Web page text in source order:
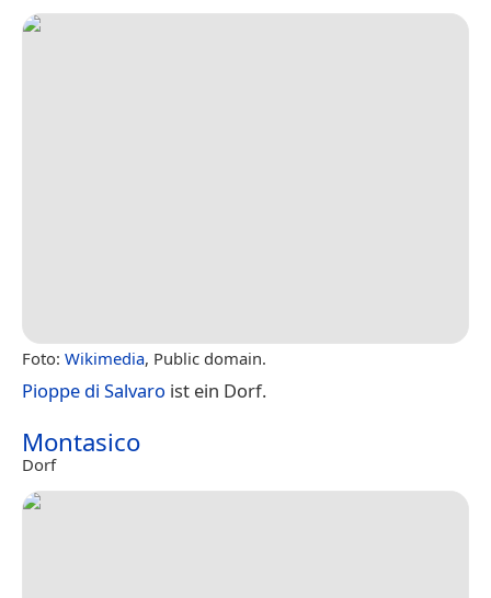
Foto: Wikimedia, Public domain.
Pioppe di Salvaro ist ein Dorf.
Montasico
Dorf